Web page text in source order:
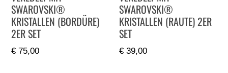
SWAROVSKI®
KRISTALLEN (BORDÜRE)
2ER SET
€ 75,00
SWAROVSKI®
KRISTALLEN (RAUTE) 2ER
SET
€ 39,00